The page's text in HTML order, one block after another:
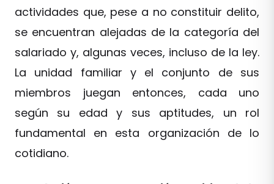
actividades que, pese a no constituir delito,
se encuentran alejadas de la categoría del
salariado y, algunas veces, incluso de la ley.
La unidad familiar y el conjunto de sus
miembros juegan entonces, cada uno
según su edad y sus aptitudes, un rol
fundamental en esta organización de lo
cotidiano.